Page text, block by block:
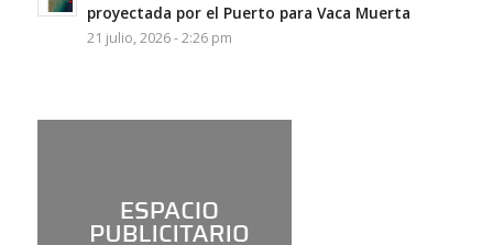
proyectada por el Puerto para Vaca Muerta
21 julio, 2026 - 2:26 pm